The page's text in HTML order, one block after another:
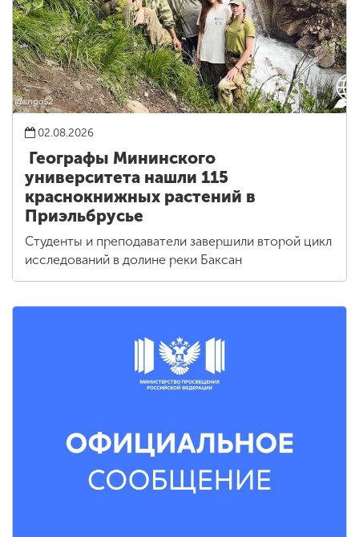
02.08.2026
Географы Мининского
университета нашли 115
краснокнижных растений в
Приэльбрусье
Студенты и преподаватели завершили второй цикл
исследований в долине реки Баксан